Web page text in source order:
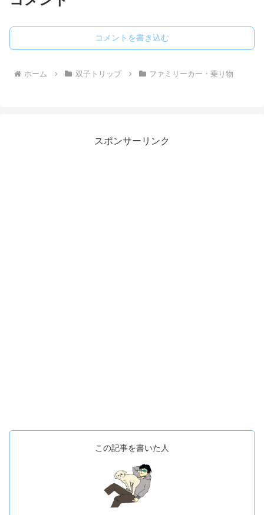
コメントを書き込む
ホーム 双子トリップ ファミリーカー・乗り物
スポンサーリンク
この記事を書いた人